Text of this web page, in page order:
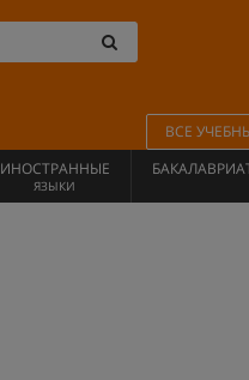
ВСЕ
ИНОСТРАННЫЕ
ЯЗЫКИ